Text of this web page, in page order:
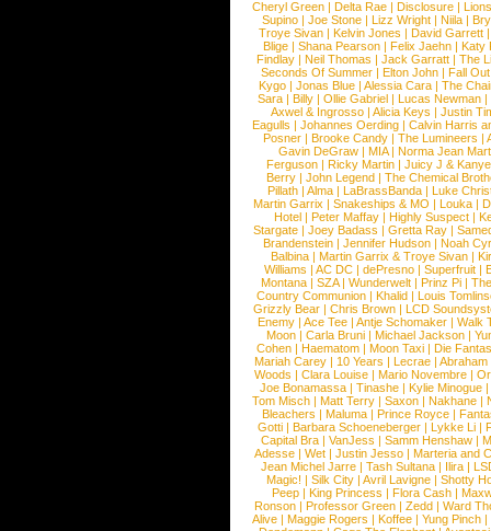
Cheryl Green |Delta Rae |Disclosure |
Supino |Joe Stone |Lizz Wright |Niila |
Troye Sivan | Kelvin Jones | David Garrett
Blige | Shana Pearson | Felix Jaehn | Katy
Findlay |Neil Thomas |Jack Garratt |The
Seconds Of Summer |Elton John |Fall
Kygo |Jonas Blue |Alessia Cara |The
Sara |Billy |Ollie Gabriel |Lucas Newman |
Axwel & Ingrosso | Alicia Keys | Justin
Eagulls |Johannes Oerding |Calvin Harris
Posner |Brooke Candy |The Lumineers |
Gavin DeGraw | MIA| Norma Jean
Ferguson | Ricky Martin | Juicy J &
Berry | John Legend | The Chemical
Pillath |Alma |LaBrassBanda |Luke
Martin Garrix | Snakeships & MO | Louka |
Hotel | Peter Maffay | Highly Suspect |
Stargate |Joey Badass |Gretta Ray |
Brandenstein |Jennifer Hudson |Noah
Balbina | Martin Garrix & Troye Sivan |
Williams |AC DC |dePresno |Superfruit |
Montana |SZA|Wunderwelt |Prinz Pi |
Country Communion | Khalid | Louis
Grizzly Bear | Chris Brown | LCD
Enemy | Ace Tee | Antje Schomaker | Walk
Moon |Carla Bruni |Michael Jackson |
Cohen |Haematom |Moon Taxi |Die
Mariah Carey | 10 Years | Lecrae | Abraham
Woods |Clara Louise |Mario Novembre |
Joe Bonamassa | Tinashe | Kylie Minogue |
Tom Misch |Matt Terry |Saxon |Nakhane |
Bleachers | Maluma | Prince Royce |
Gotti |Barbara Schoeneberger |Lykke Li |
Capital Bra |VanJess |Samm Henshaw |
Adesse |Wet |Justin Jesso |Marteria and
Jean Michel Jarre |Tash Sultana | Ilira |
Magic! | Silk City | Avril Lavigne | Shotty
Peep |King Princess |Flora Cash |
Ronson |Professor Green |Zedd |Ward
Alive |Maggie Rogers |Koffee |Yung Pinch |